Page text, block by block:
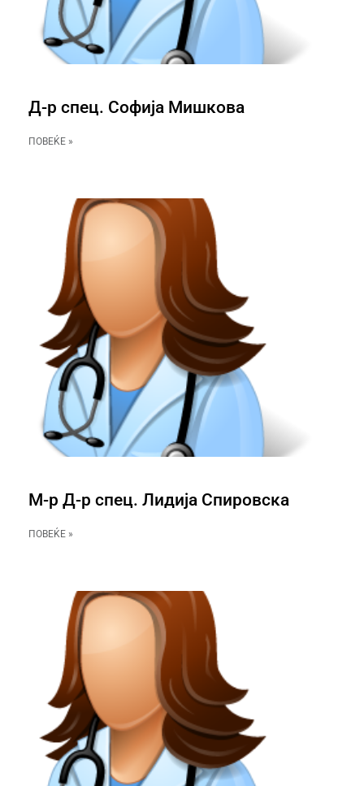
Д-р спец. Софија Мишкова
ПОВЕЌЕ »
М-р Д-р спец. Лидија Спировска
ПОВЕЌЕ »